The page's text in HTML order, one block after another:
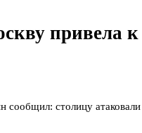
привела
столицу